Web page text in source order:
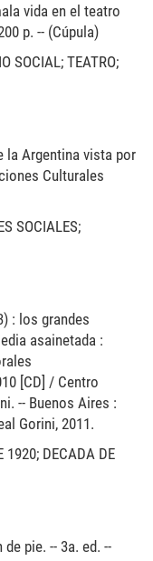
vida en el teatro
p. -- (Cúpula)
SOCIAL; TEATRO;
la Argentina vista por
Culturales
SOCIALES;
: los grandes
asainetada :
[CD] / Centro
-- Buenos Aires :
Gorini, 2011.
1920; DECADA DE
pie. -- 3a. ed. --